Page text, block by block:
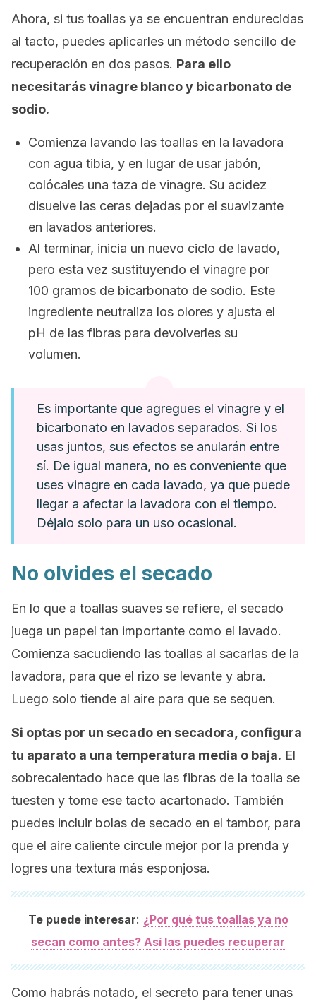
Ahora, si tus toallas ya se encuentran endurecidas
al tacto, puedes aplicarles un método sencillo de
recuperación en dos pasos. Para ello
necesitarás vinagre blanco y bicarbonato de
sodio.
Comienza lavando las toallas en la lavadora
con agua tibia, y en lugar de usar jabón,
colócales una taza de vinagre. Su acidez
disuelve las ceras dejadas por el suavizante
en lavados anteriores.
Al terminar, inicia un nuevo ciclo de lavado,
pero esta vez sustituyendo el vinagre por
100 gramos de bicarbonato de sodio. Este
ingrediente neutraliza los olores y ajusta el
pH de las fibras para devolverles su
volumen.
Es importante que agregues el vinagre y el
bicarbonato en lavados separados. Si los
usas juntos, sus efectos se anularán entre
sí. De igual manera, no es conveniente que
uses vinagre en cada lavado, ya que puede
llegar a afectar la lavadora con el tiempo.
Déjalo solo para un uso ocasional.
No olvides el secado
En lo que a toallas suaves se refiere, el secado
juega un papel tan importante como el lavado.
Comienza sacudiendo las toallas al sacarlas de la
lavadora, para que el rizo se levante y abra.
Luego solo tiende al aire para que se sequen.
Si optas por un secado en secadora, configura
tu aparato a una temperatura media o baja. El
sobrecalentado hace que las fibras de la toalla se
tuesten y tome ese tacto acartonado. También
puedes incluir bolas de secado en el tambor, para
que el aire caliente circule mejor por la prenda y
logres una textura más esponjosa.
Te puede interesar: ¿Por qué tus toallas ya no
secan como antes? Así las puedes recuperar
Como habrás notado, el secreto para tener unas